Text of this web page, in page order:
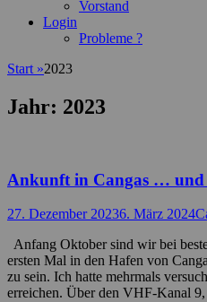
Vorstand
Login
Probleme ?
Start »2023
Jahr: 2023
Ankunft in Cangas … und
Posted
27. Dezember 20236. März 2024
Anfang Oktober sind wir bei
ersten Mal in den Hafen von
zu sein. Ich hatte mehrmals
erreichen. Über den VHF-Kanal